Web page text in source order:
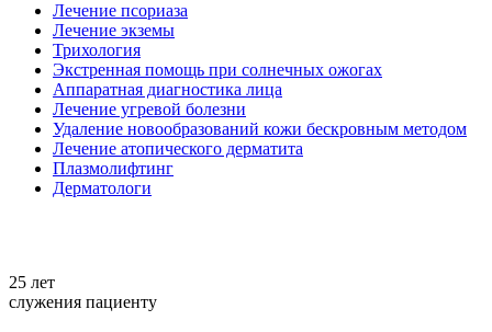
Лечение псориаза
Лечение экземы
Трихология
Экстренная помощь при солнечных ожогах
Аппаратная диагностика лица
Лечение угревой болезни
Удаление новообразований кожи бескровным методом
Лечение атопического дерматита
Плазмолифтинг
Дерматологи
25 лет
служения пациенту